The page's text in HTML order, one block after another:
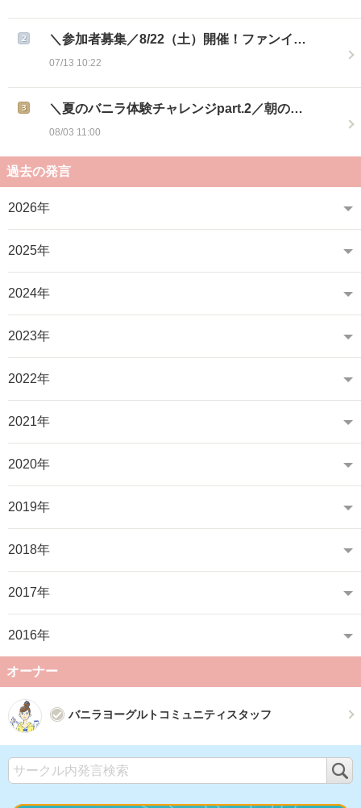
＼参加者募集／8/22（土）開催！ファンイ…
07/13 10:22
＼夏のバニラ体験チャレンジpart.2／朝の…
08/03 11:00
過去の発言
2026年
2025年
2024年
2023年
2022年
2021年
2020年
2019年
2018年
2017年
2016年
オーナー
バニラヨーグルトコミュニティスタッフ